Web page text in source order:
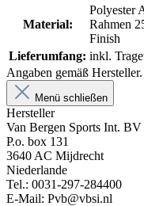
Material:
Polyester
Rahmen
Finish
Lieferumfang: inkl.
Angaben gemäß
Menü schließen
Hersteller
Van Bergen Sports Int. BV
P.o. box 131
3640 AC Mijdrecht
Niederlande
Tel.: 0031-297-284400
E-Mail: Pvb@vbsi.nl